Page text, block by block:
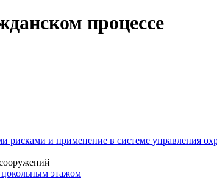
процессе
и применение в системе управления
цокольным этажом